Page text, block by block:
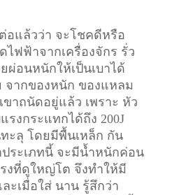
แล้วว่า จะโชคดีหรือ
ไฟฟ้าจากเครื่องจักร รั่ว
ผ่อนหนักให้เป็นเบาได้
จากของหนัก ของแหลม
ขาถนัดอยู่แล้ว เพราะ หัว
รงกระแทกได้ถึง 200J
ะลุ โดยมีพื้นเหล็ก กัน
ประเภทนี้ จะมีน้ำหนักค่อน
งที่ดูใหญ่โต จึงทำให้มี
ะเมื่อใส่ นาน รู้สึกว่า